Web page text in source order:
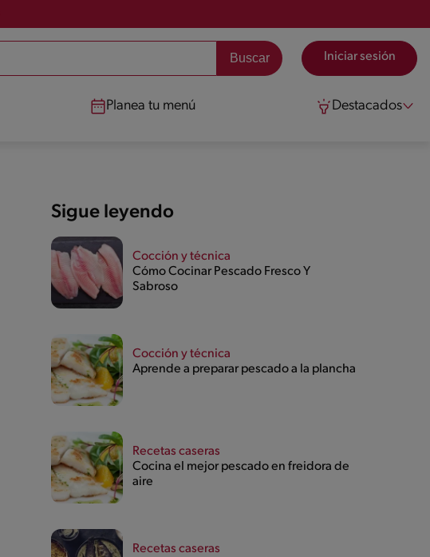
Iniciar sesión
Planea tu menú Destacados
Sigue leyendo
Cocción y técnica
Cómo Cocinar Pescado Fresco Y
Sabroso
Cocción y técnica
Aprende a preparar pescado a la plancha
Recetas caseras
Cocina el mejor pescado en freidora de
aire
Recetas caseras